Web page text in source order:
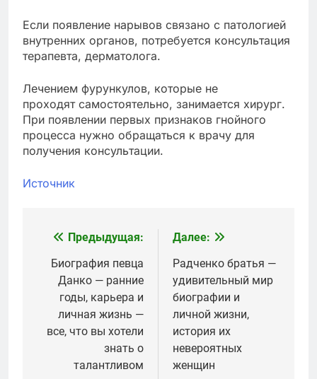
Если появление нарывов связано с патологией
внутренних органов, потребуется консультация
терапевта, дерматолога.
Лечением фурункулов, которые не
проходят самостоятельно, занимается хирург.
При появлении первых признаков гнойного
процесса нужно обращаться к врачу для
получения консультации.
Источник
Навигация
по
записям
Предыдущая:
Биография певца
Данко — ранние
годы, карьера и
личная жизнь —
все, что вы хотели
знать о
талантливом
Далее:
Радченко братья —
удивительный мир
биографии и
личной жизни,
история их
невероятных
женщин